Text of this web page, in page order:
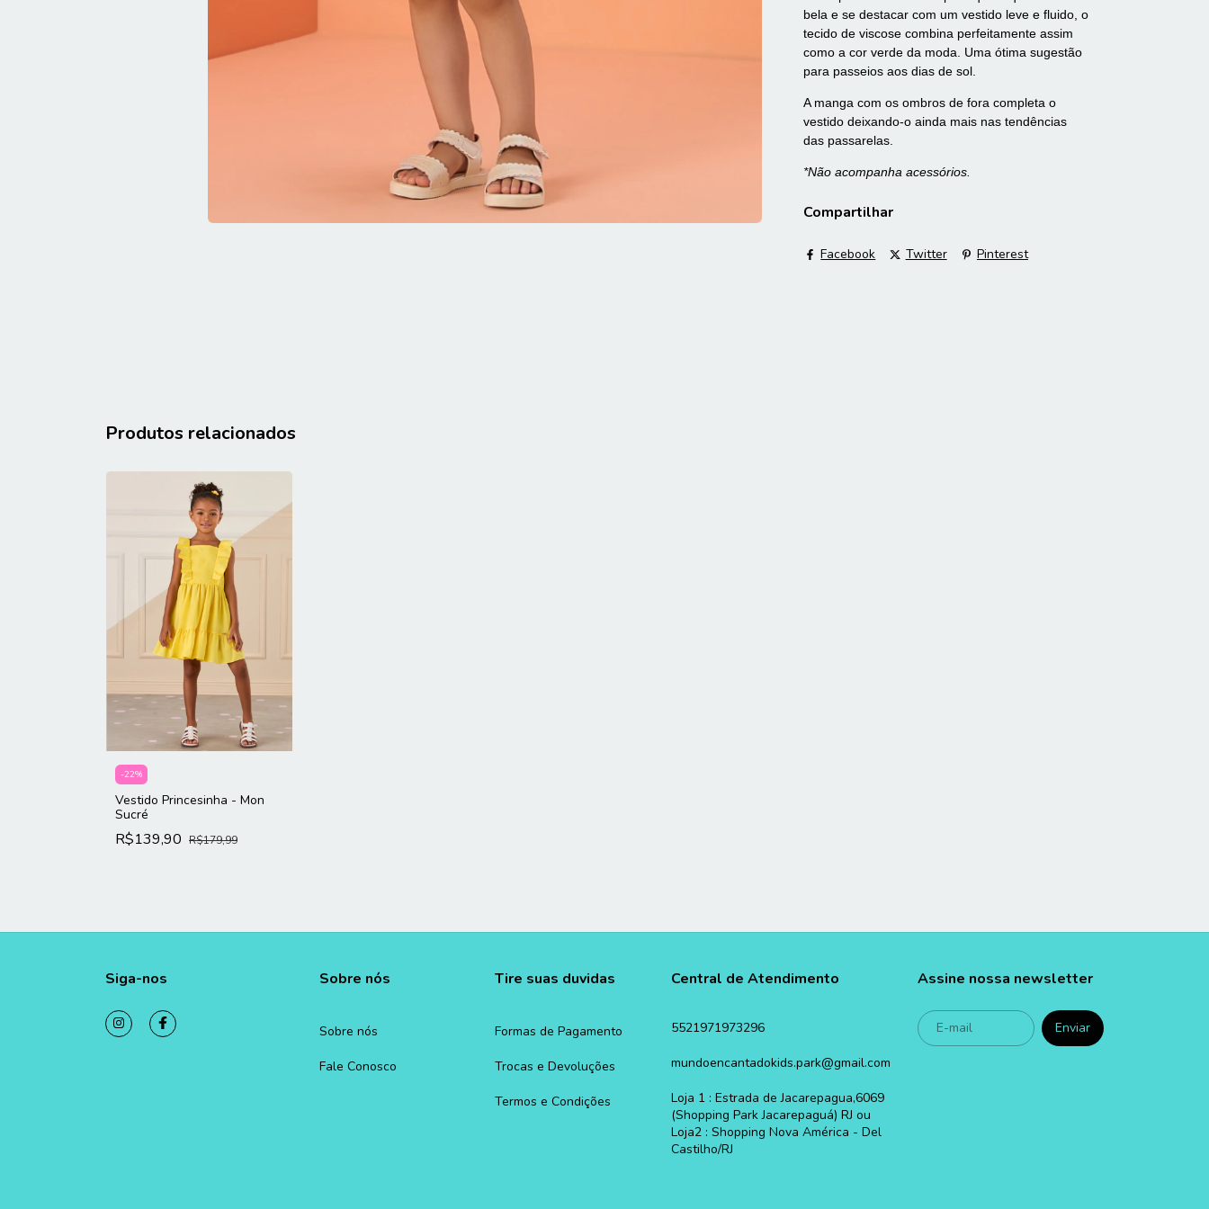
bela e se destacar com um vestido leve e fluido, o
tecido de viscose combina perfeitamente assim
como a cor verde da moda. Uma ótima sugestão
para passeios aos dias de sol.
A manga com os ombros de fora completa o
vestido deixando-o ainda mais nas tendências
das passarelas.
*Não acompanha acessórios.
Compartilhar
Facebook Twitter Pinterest
Produtos relacionados
-22%
Vestido Princesinha - Mon
Sucré
R$139,90 R$179,99
Siga-nos Sobre nós
Sobre nós
Fale Conosco
Tire suas duvidas
Formas de Pagamento
Trocas e Devoluções
Termos e Condições
Central de Atendimento
5521971973296
mundoencantadokids.park@gmail.com
Loja 1 : Estrada de Jacarepagua,6069
(Shopping Park Jacarepaguá) RJ ou
Loja2 : Shopping Nova América - Del
Castilho/RJ
Assine nossa newsletter